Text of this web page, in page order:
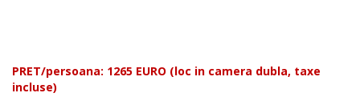
PRET/persoana: 1265 EURO (loc in camera dubla, taxe
incluse)